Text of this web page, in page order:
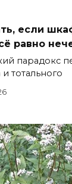
если
равно
парадокс
тотального